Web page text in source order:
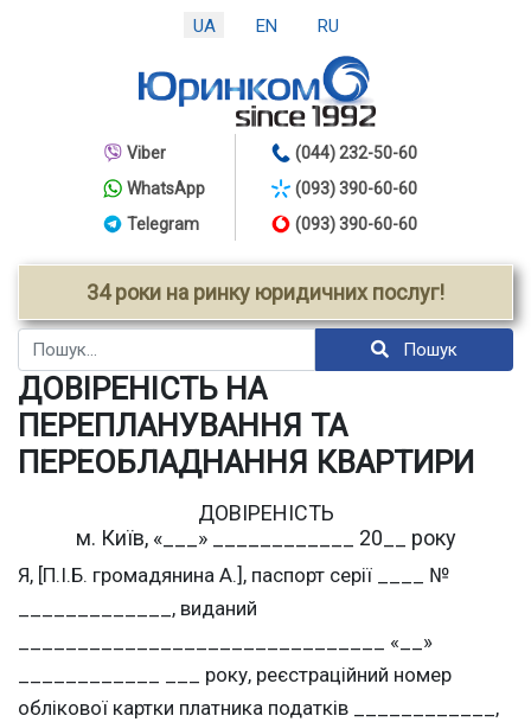
UA EN RU
Viber
WhatsApp
Telegram
(044) 232-50-60
(093) 390-60-60
(093) 390-60-60
34 роки на ринку юридичних послуг!
Пошук Пошук
ДОВІРЕНІСТЬ НА
ПЕРЕПЛАНУВАННЯ ТА
ПЕРЕОБЛАДНАННЯ КВАРТИРИ
ДОВІРЕНІСТЬ
м. Київ, «___» ____________ 20__ року
Я, [П.І.Б. громадянина А.], паспорт серії ____ №
_____________, виданий
_______________________________ «__»
____________ ___ року, реєстраційний номер
облікової картки платника податків ____________,